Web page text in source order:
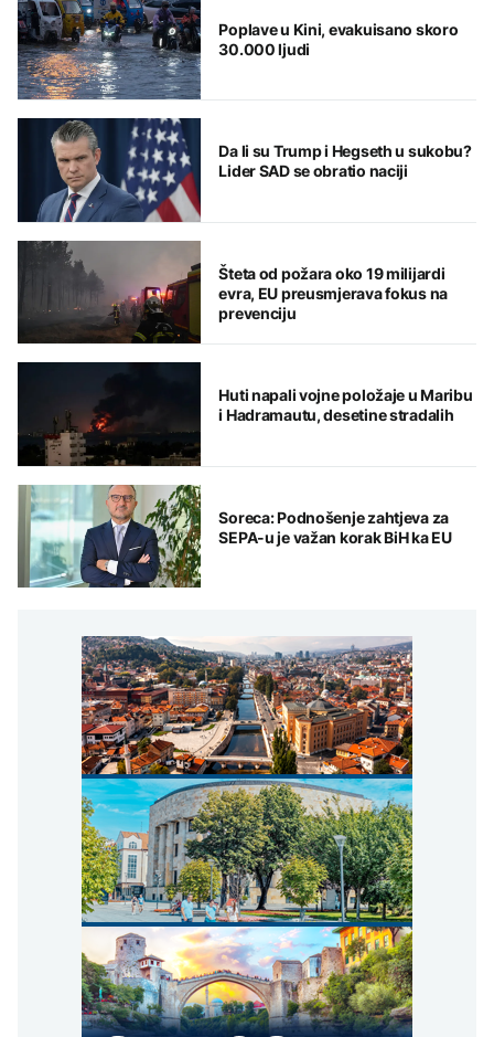
Poplave u Kini, evakuisano skoro
30.000 ljudi
Da li su Trump i Hegseth u sukobu?
Lider SAD se obratio naciji
Šteta od požara oko 19 milijardi
evra, EU preusmjerava fokus na
prevenciju
Huti napali vojne položaje u Maribu
i Hadramautu, desetine stradalih
Soreca: Podnošenje zahtjeva za
SEPA-u je važan korak BiH ka EU